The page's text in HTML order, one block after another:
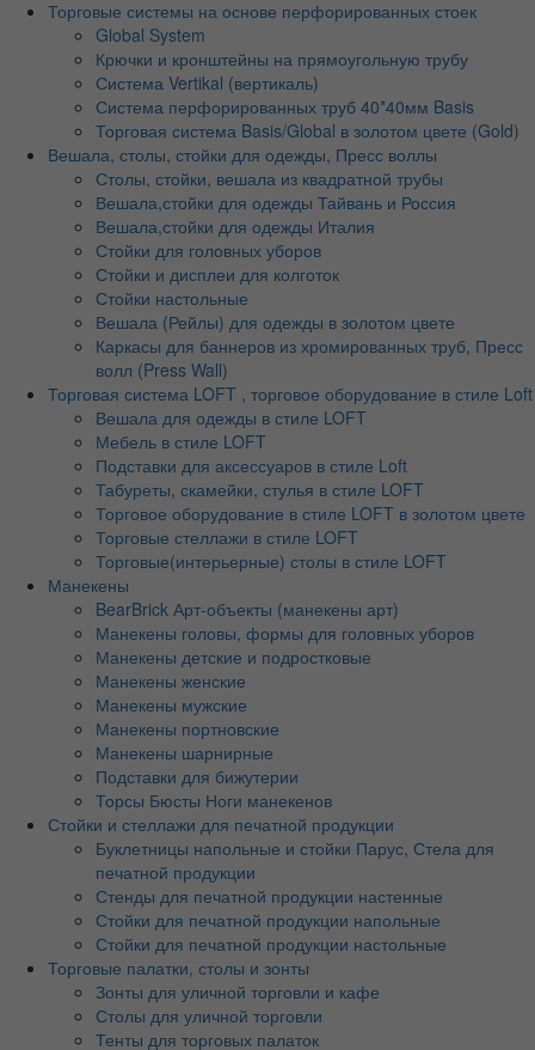
Торговые системы на основе перфорированных стоек
Global System
Крючки и кронштейны на прямоугольную трубу
Система Vertikal (вертикаль)
Система перфорированных труб 40*40мм Basis
Торговая система Basis/Global в золотом цвете (Gold)
Вешала, столы, стойки для одежды, Пресс воллы
Столы, стойки, вешала из квадратной трубы
Вешала,стойки для одежды Тайвань и Россия
Вешала,стойки для одежды Италия
Стойки для головных уборов
Стойки и дисплеи для колготок
Стойки настольные
Вешала (Рейлы) для одежды в золотом цвете
Каркасы для баннеров из хромированных труб, Пресс
волл (Press Wall)
Торговая система LOFT , торговое оборудование в стиле Loft
Вешала для одежды в стиле LOFT
Мебель в стиле LOFT
Подставки для аксессуаров в стиле Loft
Табуреты, скамейки, стулья в стиле LOFT
Торговое оборудование в стиле LOFT в золотом цвете
Торговые стеллажи в стиле LOFT
Торговые(интерьерные) столы в стиле LOFT
Манекены
BearBrick Арт-объекты (манекены арт)
Манекены головы, формы для головных уборов
Манекены детские и подростковые
Манекены женские
Манекены мужские
Манекены портновские
Манекены шарнирные
Подставки для бижутерии
Торсы Бюсты Ноги манекенов
Стойки и стеллажи для печатной продукции
Буклетницы напольные и стойки Парус, Стела для
печатной продукции
Стенды для печатной продукции настенные
Стойки для печатной продукции напольные
Стойки для печатной продукции настольные
Торговые палатки, столы и зонты
Зонты для уличной торговли и кафе
Столы для уличной торговли
Тенты для торговых палаток